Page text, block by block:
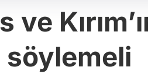
söylemeli